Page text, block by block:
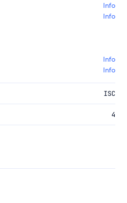
Info
Info
Info
Info
ISC
4